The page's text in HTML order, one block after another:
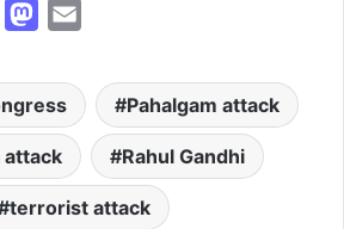
M
s
t
o
d
o
i
Pahalgam attack
attack Rahul Gandhi
terrorist attack